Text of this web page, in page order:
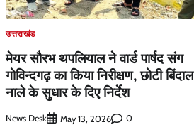
उत्तराखंड
मेयर सौरभ थपलियाल ने वार्ड पार्षद संग
गोविन्दगढ़ का किया निरीक्षण, छोटी बिंदाल
नाले के सुधार के दिए निर्देश
News Desk May 13, 2026 0